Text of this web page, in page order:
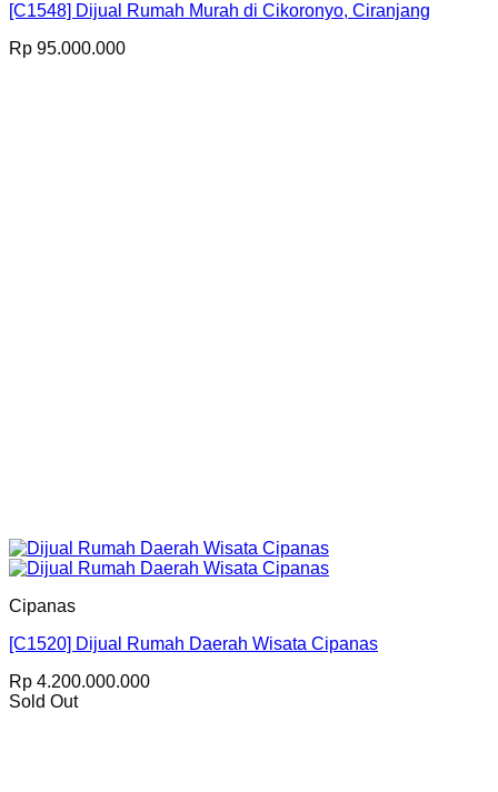
[C1548] Dijual Rumah Murah di Cikoronyo, Ciranjang
Rp 95.000.000
Cipanas
[C1520] Dijual Rumah Daerah Wisata Cipanas
Rp 4.200.000.000
Sold Out